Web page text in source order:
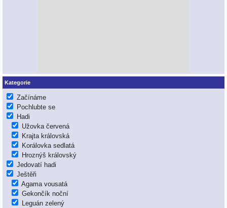
Kategorie
Začínáme
Pochlubte se
Hadi
Užovka červená
Krajta královská
Korálovka sedlatá
Hroznýš královský
Jedovatí hadi
Ještěři
Agama vousatá
Gekončík noční
Leguán zelený